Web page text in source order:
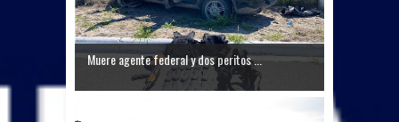
Muere agente federal y dos peritos ...